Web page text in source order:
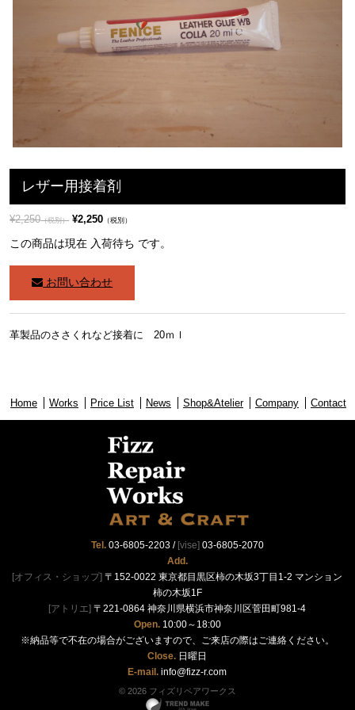
レザー用接着剤
¥2,250（税別） ¥2,250 （税別）
この商品は現在 入荷待ち です。
お問い合わせ
革製品のささくれなど接着に 20ｍｌ
Home Works Price List News Shop&Atelier Company Contact
Tel. 03-6805-2203/ [vise] 03-6805-2070
Add.
[オフィス・ショップ] 〒152-0022 東京都目黒区柿の木坂3丁目1-2 マンション
柿の木坂1F
[アトリエ] 〒221-0864 神奈川県横浜市神奈川区菅田町981-4
Open.10:00～18:00
※納品等で不在の場合がございますので、ご来店の際はご連絡ください。
Close. 日曜日
E-mail. info@fizz-r.com
© 2026 フィズリペアワークス